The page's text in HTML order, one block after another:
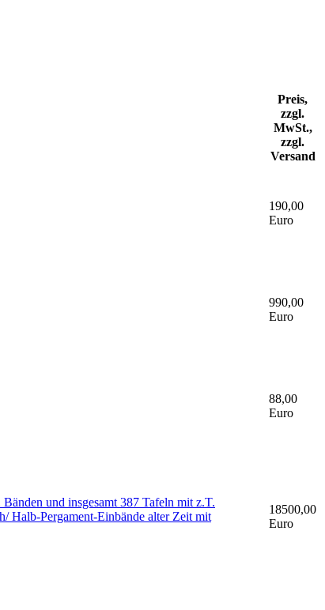
Preis,
zzgl.
MwSt.,
zzgl.
Versand
190,00
Euro
990,00
Euro
88,00
Euro
und insgesamt 387 Tafeln mit z.T.
Halb-Pergament-Einbände alter Zeit mit
18500,00
Euro